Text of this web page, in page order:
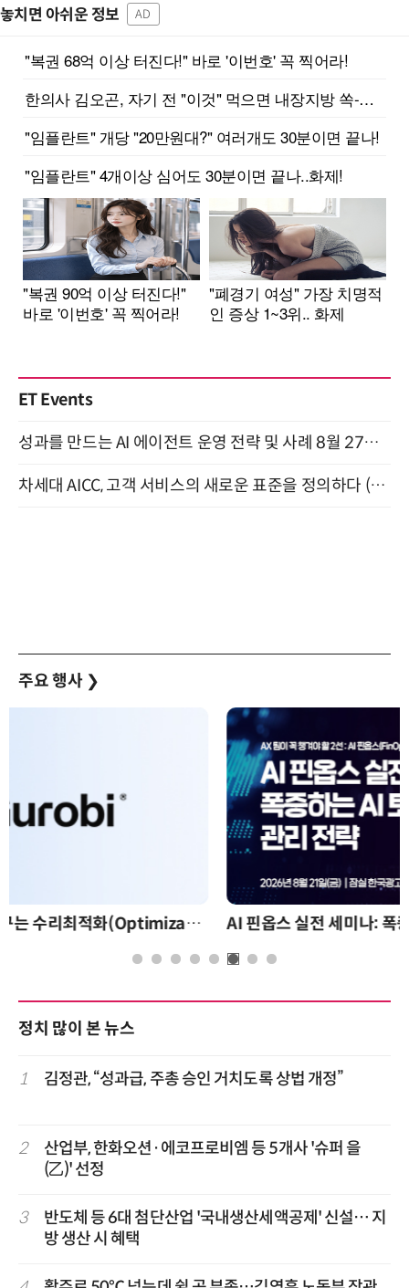
놓치면 아쉬운 정보 AD
ET Events
성과를 만드는 AI 에이전트 운영 전략 및 사례 8월 27일 개최
차세대 AICC, 고객 서비스의 새로운 표준을 정의하다 (9/9)
주요 행사 ❯
AI 핀옵스 실전 세미나: 폭증하는 AI 토큰 비용 관리 전략
정치 많이 본 뉴스
1 김정관, “성과급, 주총 승인 거치도록 상법 개정”
2
산업부, 한화오션·에코프로비엠 등 5개사 '슈퍼 을
(乙)' 선정
3
반도체 등 6대 첨단산업 '국내생산세액공제' 신설… 지
방 생산 시 혜택